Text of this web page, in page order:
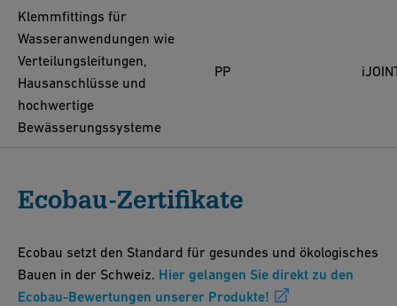
Klemmfittings für
Wasseranwendungen wie
Verteilungsleitungen,
Hausanschlüsse und
hochwertige
Bewässerungssysteme
PP
Ecobau-Zertifikate
Ecobau setzt den Standard für gesundes und ökologisches
Bauen in der Schweiz. Hier gelangen Sie direkt zu den
Ecobau-Bewertungen unserer Produkte!